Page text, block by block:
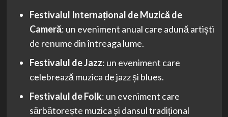
Festivalul Internațional de Muzică de
Cameră: un eveniment anual care adună artiști
de renume din întreaga lume.
Festivalul de Jazz: un eveniment care
celebrează muzica de jazz și blues.
Festivalul de Folk: un eveniment care
sărbătorește muzica și dansul tradițional